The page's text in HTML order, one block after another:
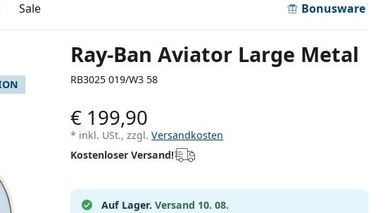
sale Bonusware
Ray-Ban Aviator Large Metal
RB3025 019/W3 58
€ 199,90
* inkl. USt., zzgl.Versandkosten
Kostenloser Versand!
Auf Lager. Versand 10. 08.